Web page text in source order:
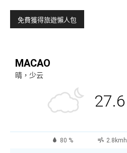
MACAO
晴，少云
27.6
80 % 2.8kmh